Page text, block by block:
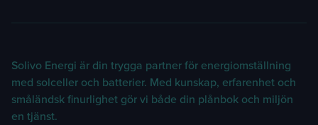
Solivo Energi är din trygga partner för energiomställning
med solceller och batterier. Med kunskap, erfarenhet och
småländsk finurlighet gör vi både din plånbok och miljön
en tjänst.